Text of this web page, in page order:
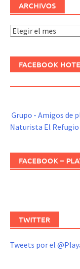
ARCHIVOS
Archivos
FACEBOOK
Grupo - Amigos de
Naturista El Refugio
FACEBOOK –
TWITTER
Tweets por el